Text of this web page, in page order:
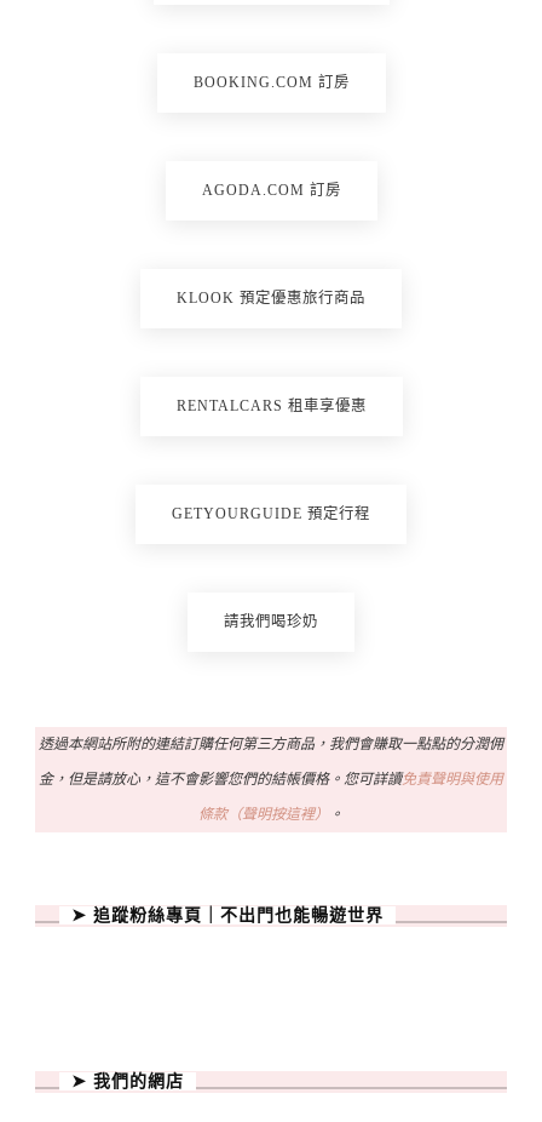
BOOKING.COM 訂房
AGODA.COM 訂房
KLOOK 預定優惠旅行商品
RENTALCARS 租車享優惠
GETYOURGUIDE 預定行程
請我們喝珍奶
透過本網站所附的連結訂購任何第三方商品，我們會賺取一點點的分潤佣
金，但是請放心，這不會影響您們的結帳價格。您可詳讀免責聲明與使用
條款（聲明按這裡） 。
➤ 追蹤粉絲專頁｜不出門也能暢遊世界
➤ 我們的網店